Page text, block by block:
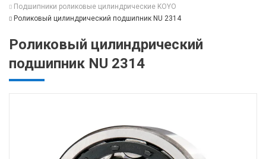
Подшипники роликовые цилиндрические KOYO
Роликовый цилиндрический подшипник NU 2314
Роликовый цилиндрический
подшипник NU 2314